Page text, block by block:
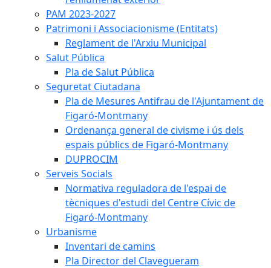
PAM 2023-2027
Patrimoni i Associacionisme (Entitats)
Reglament de l'Arxiu Municipal
Salut Pública
Pla de Salut Pública
Seguretat Ciutadana
Pla de Mesures Antifrau de l'Ajuntament de
Figaró-Montmany
Ordenança general de civisme i ús dels
espais públics de Figaró-Montmany
DUPROCIM
Serveis Socials
Normativa reguladora de l'espai de
tècniques d'estudi del Centre Cívic de
Figaró-Montmany
Urbanisme
Inventari de camins
Pla Director del Clavegueram